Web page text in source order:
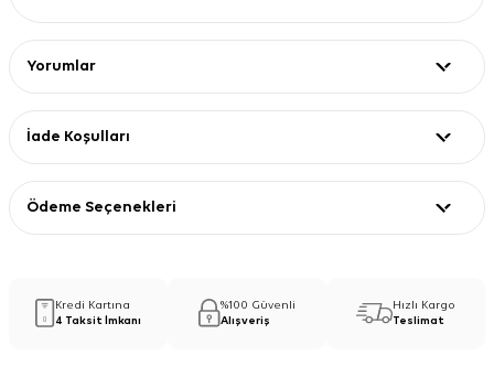
Yorumlar
İade Koşulları
Ödeme Seçenekleri
Kredi Kartına
4 Taksit İmkanı
%100 Güvenli
Alışveriş
Hızlı Kargo
Teslimat